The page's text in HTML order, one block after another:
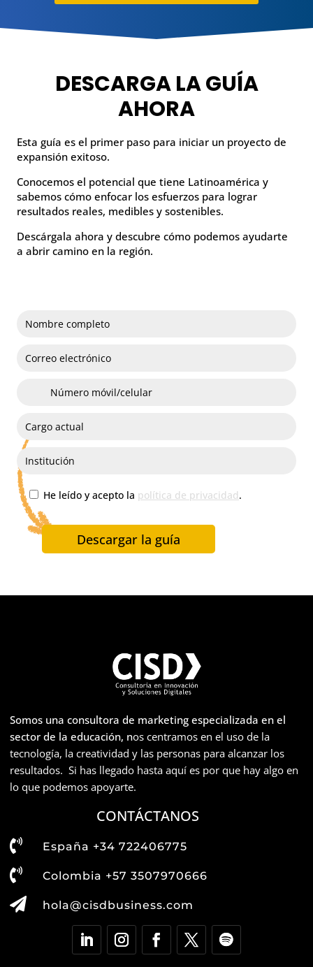
DESCARGA LA GUÍA
AHORA
Esta guía es el primer paso para iniciar un proyecto de
expansión exitoso.
Conocemos el potencial que tiene Latinoamérica y
sabemos cómo enfocar los esfuerzos para lograr
resultados reales, medibles y sostenibles.
Descárgala ahora y descubre cómo podemos ayudarte
a abrir camino en la región.
He leído y acepto la política de privacidad.
Descargar la guía
Somos una consultora de marketing especializada en el
sector de la educación, nos centramos en el uso de la
tecnología, la creatividad y las personas para alcanzar los
resultados. Si has llegado hasta aquí es por que hay algo en
lo que podemos apoyarte.
CONTÁCTANOS
 España +34 722406775
 Colombia +57 3507970666
 hola@cisdbusiness.com